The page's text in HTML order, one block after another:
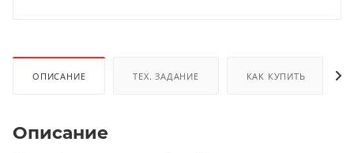
ОПИСАНИЕ ТЕХ. ЗАДАНИЕ КАК КУПИТЬ
Описание